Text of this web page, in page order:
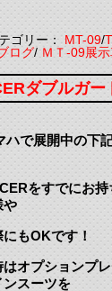
ゴリー：MT-09/
ログ/ＭＴ-09展
ダブルガー
ハで展開中の下
をすでにお
や
もOKです！
オプションプ
ンスーツを